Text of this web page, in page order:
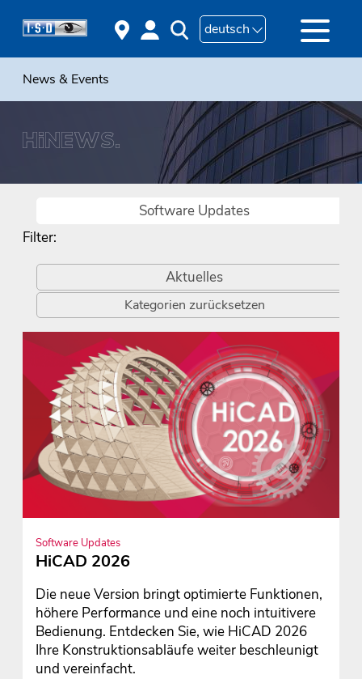
deutsch
News & Events
Software Updates
Filter:
Aktuelles
Kategorien zurücksetzen
Software Updates
HiCAD 2026
Die neue Version bringt optimierte Funktionen,
höhere Performance und eine noch intuitivere
Bedienung. Entdecken Sie, wie HiCAD 2026
Ihre Konstruktionsabläufe weiter beschleunigt
und vereinfacht.